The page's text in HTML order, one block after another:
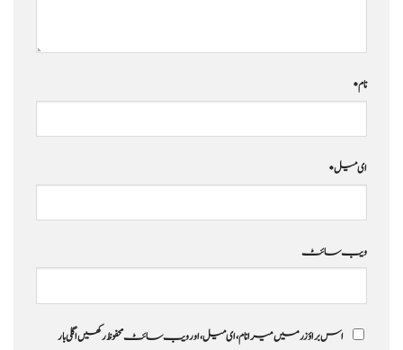
نام*
ای میل*
ویب‌ سائٹ
اس براؤزر میں میرا نام، ای میل، اور ویب سائٹ محفوظ رکھیں اگلی بار